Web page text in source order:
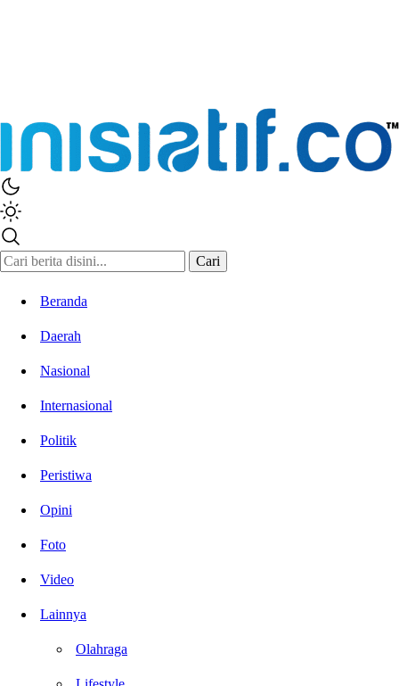
Cari
Beranda
Daerah
Nasional
Internasional
Politik
Peristiwa
Opini
Foto
Video
Lainnya
Olahraga